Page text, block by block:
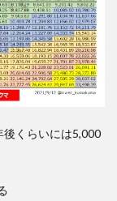
後くらいには5,000